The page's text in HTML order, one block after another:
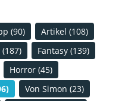
(90) Artikel (108)
(187) Fantasy (139)
Horror (45)
Von Simon (23)